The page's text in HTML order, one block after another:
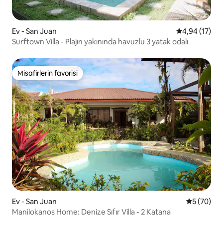
Ev - San Juan 5 üzerinden
4,94 (17)
Surftown Villa - Plajın yakınında havuzlu 3 yatak odalı
Misafirlerin favorisi
Misafirlerin favorisi
Ev - San Juan 55 (70)
Manilokanos Home: Denize Sıfır Villa - 2 Katana